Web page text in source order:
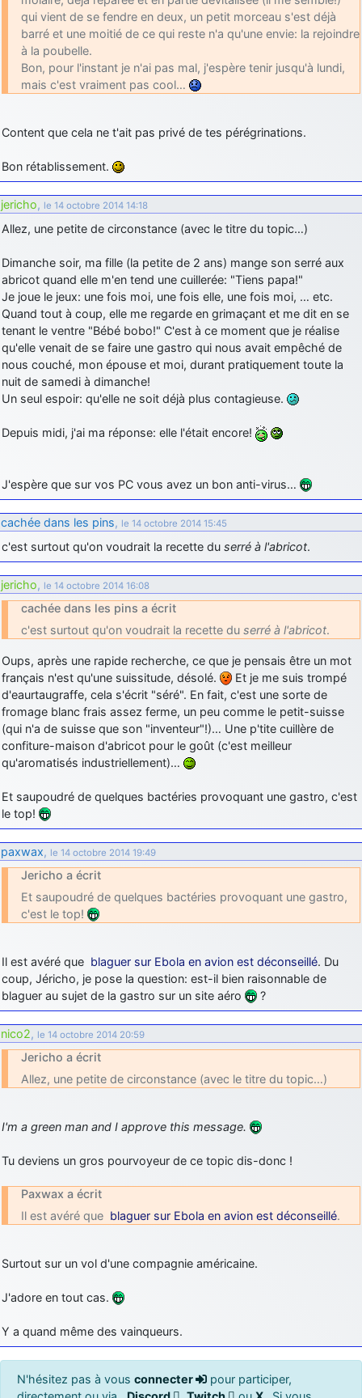
qui vient de se fendre en deux, un petit morceau s'est déjà
barré et une moitié de ce qui reste n'a qu'une envie: la rejoindre
à la poubelle.
Bon, pour l'instant je n'ai pas mal, j'espère tenir jusqu'à lundi,
mais c'est vraiment pas cool…
Content que cela ne t'ait pas privé de tes pérégrinations.
Bon rétablissement.
jericho, le 14 octobre 2014 14:18
Allez, une petite de circonstance (avec le titre du topic…)
Dimanche soir, ma fille (la petite de 2 ans) mange son serré aux
abricot quand elle m'en tend une cuillerée: "Tiens papa!"
Je joue le jeux: une fois moi, une fois elle, une fois moi, … etc.
Quand tout à coup, elle me regarde en grimaçant et me dit en se
tenant le ventre "Bébé bobo!" C'est à ce moment que je réalise
qu'elle venait de se faire une gastro qui nous avait empêché de
nous couché, mon épouse et moi, durant pratiquement toute la
nuit de samedi à dimanche!
Un seul espoir: qu'elle ne soit déjà plus contagieuse.
Depuis midi, j'ai ma réponse: elle l'était encore!
J'espère que sur vos PC vous avez un bon anti-virus…
cachée dans les pins, le 14 octobre 2014 15:45
c'est surtout qu'on voudrait la recette du serré à l'abricot.
jericho, le 14 octobre 2014 16:08
cachée dans les pins a écrit
c'est surtout qu'on voudrait la recette du serré à l'abricot.
Oups, après une rapide recherche, ce que je pensais être un mot
français n'est qu'une suissitude, désolé.
Et je me suis trompé
d'eaurtaugraffe, cela s'écrit "séré". En fait, c'est une sorte de
fromage blanc frais assez ferme, un peu comme le petit-suisse
(qui n'a de suisse que son "inventeur"!)… Une p'tite cuillère de
confiture-maison d'abricot pour le goût (c'est meilleur
qu'aromatisés industriellement)…
Et saupoudré de quelques bactéries provoquant une gastro, c'est
le top!
paxwax, le 14 octobre 2014 19:49
Jericho a écrit
Et saupoudré de quelques bactéries provoquant une gastro,
c'est le top!
Il est avéré que blaguer sur Ebola en avion est déconseillé. Du
coup, Jéricho, je pose la question: est-il bien raisonnable de
blaguer au sujet de la gastro sur un site aéro
?
nico2, le 14 octobre 2014 20:59
Jericho a écrit
Allez, une petite de circonstance (avec le titre du topic…)
I'm a green man and I approve this message.
Tu deviens un gros pourvoyeur de ce topic dis-donc !
Paxwax a écrit
Il est avéré que blaguer sur Ebola en avion est déconseillé.
Surtout sur un vol d'une compagnie américaine.
J'adore en tout cas.
Y a quand même des vainqueurs.
N'hésitez pas à vous connecter
pour participer,